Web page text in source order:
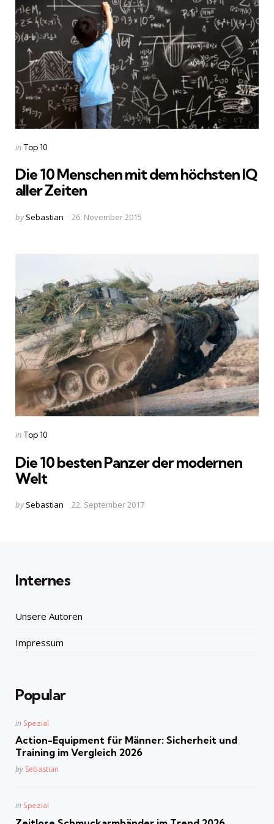
Categories
Posted
in Top 10
Die 10 Menschen mit dem höchsten IQ
aller Zeiten
Posted
by Sebastian 26. November 2015
Categories
Posted
in Top 10
Die 10 besten Panzer der modernen
Welt
Posted
by Sebastian 22. September 2017
Internes
Unsere Autoren
Impressum
Popular
Posted
in Spezial
Action-Equipment für Männer: Sicherheit und
Training im Vergleich 2026
Posted
by Sebastian
Posted
in Spezial